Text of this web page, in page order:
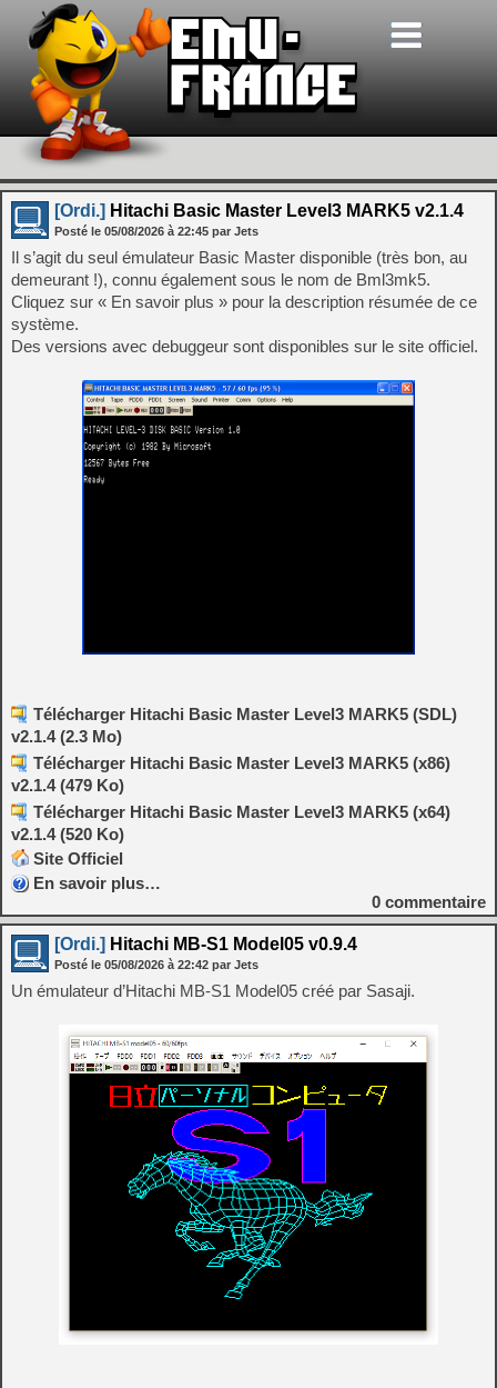
[Ordi.] Hitachi Basic Master Level3 MARK5 v2.1.4
Posté le 05/08/2026 à 22:45 par Jets
Il s’agit du seul émulateur Basic Master disponible (très bon, au
demeurant !), connu également sous le nom de Bml3mk5.
Cliquez sur « En savoir plus » pour la description résumée de ce
système.
Des versions avec debuggeur sont disponibles sur le site officiel.
Télécharger Hitachi Basic Master Level3 MARK5 (SDL)
v2.1.4 (2.3 Mo)
Télécharger Hitachi Basic Master Level3 MARK5 (x86)
v2.1.4 (479 Ko)
Télécharger Hitachi Basic Master Level3 MARK5 (x64)
v2.1.4 (520 Ko)
Site Officiel
En savoir plus…
0 commentaire
[Ordi.] Hitachi MB-S1 Model05 v0.9.4
Posté le 05/08/2026 à 22:42 par Jets
Un émulateur d’Hitachi MB-S1 Model05 créé par Sasaji.